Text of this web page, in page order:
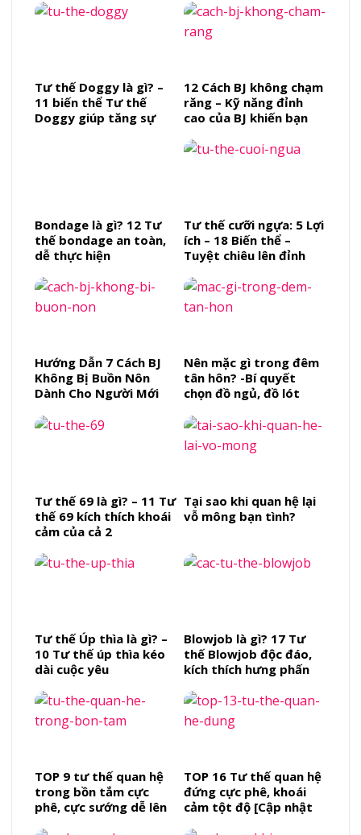
Tư thế Doggy là gì? –
11 biến thể Tư thế
Doggy giúp tăng sự
12 Cách BJ không chạm
răng – Kỹ năng đỉnh
cao của BJ khiến bạn
Bondage là gì? 12 Tư
thế bondage an toàn,
dễ thực hiện
Tư thế cưỡi ngựa: 5 Lợi
ích – 18 Biến thể –
Tuyệt chiêu lên đỉnh
Hướng Dẫn 7 Cách BJ
Không Bị Buồn Nôn
Dành Cho Người Mới
Nên mặc gì trong đêm
tân hôn? -Bí quyết
chọn đồ ngủ, đồ lót
đêm đáng nhớ nhất
Tư thế 69 là gì? – 11 Tư
thế 69 kích thích khoái
cảm của cả 2
Tại sao khi quan hệ lại
vỗ mông bạn tình?
Tư thế Úp thìa là gì? –
10 Tư thế úp thìa kéo
dài cuộc yêu
Blowjob là gì? 17 Tư
thế Blowjob độc đáo,
kích thích hưng phấn
TOP 9 tư thế quan hệ
trong bồn tắm cực
phê, cực sướng dễ lên
TOP 16 Tư thế quan hệ
đứng cực phê, khoái
cảm tột độ [Cập nhật